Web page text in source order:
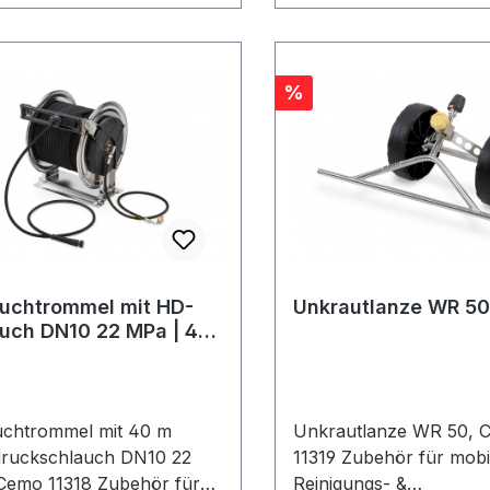
vorne an der
Hochdruckmodul HDS
(Dieselbetrieb mit
mit
mit 20 m HD-
– optional
mit 40 m HD-
Mit Anbausatz
Dieser sorgt
zur
Unkrautbeseitigung
mit HD-
DN10 22 MPa | 40
mit 40 m
DN10 22
11318 Zubehör für
Rabatt
%
Unkrautlanze WR 50
Unkrautlanze WR 50,
11319 Zubehör für
Reinigungs- &